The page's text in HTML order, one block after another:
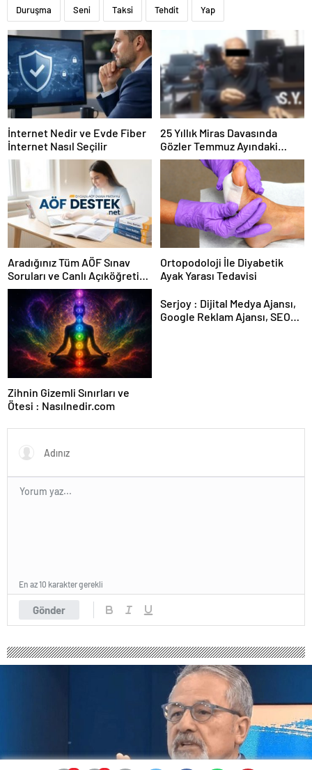
Duruşma Seni Taksi Tehdit Yap
İnternet Nedir ve Evde Fiber
İnternet Nasıl Seçilir
25 Yıllık Miras Davasında
Gözler Temmuz Ayındaki
Karar Duruşmasına Çevrildi
Aradığınız Tüm AÖF Sınav
Soruları ve Canlı Açıköğretim
Forumu Burada
Ortopodoloji İle Diyabetik
Ayak Yarası Tedavisi
Zihnin Gizemli Sınırları ve
Ötesi : Nasılnedir.com
Serjoy : Dijital Medya Ajansı,
Google Reklam Ajansı, SEO
Gönder
En az 10 karakter gerekli